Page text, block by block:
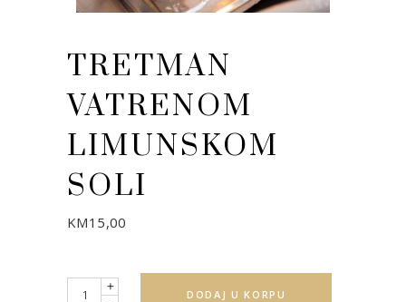
TRETMAN
VATRENOM
LIMUNSKOM
SOLI
KM15,00
Quantity DODAJ U KORPU